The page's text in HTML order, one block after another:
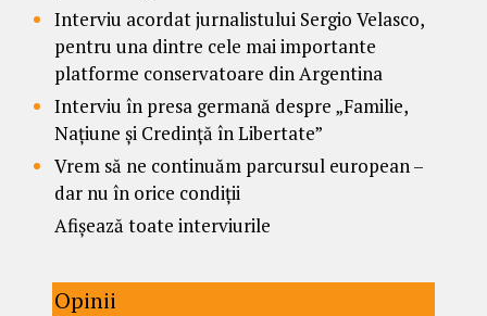
Interviu acordat jurnalistului Sergio Velasco,
pentru una dintre cele mai importante
platforme conservatoare din Argentina
Interviu în presa germană despre „Familie,
Națiune și Credință în Libertate”
Vrem să ne continuăm parcursul european –
dar nu în orice condiții
Afișează toate interviurile
Opinii